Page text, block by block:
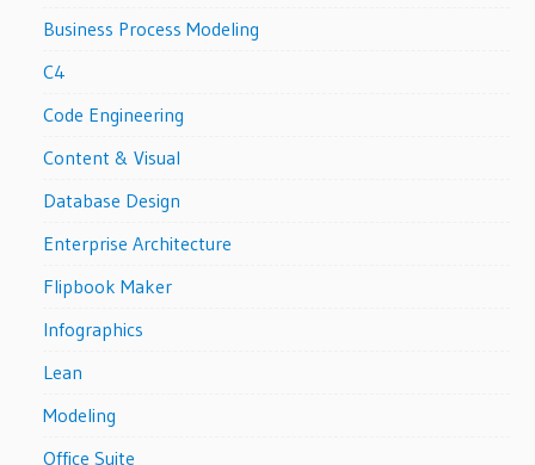
Business Process Modeling
C4
Code Engineering
Content & Visual
Database Design
Enterprise Architecture
Flipbook Maker
Infographics
Lean
Modeling
Office Suite